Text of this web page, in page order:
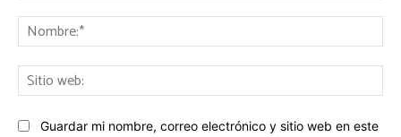
Guardar mi nombre, correo electrónico y sitio web en este